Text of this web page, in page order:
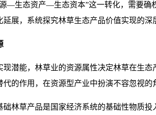
—生态资产—生态资本”这一转化，需要
展，系统探究林草生态产品价值实现的深
潜能，林草业的资源属性决定林草在生
的作用，在资源型产业中扮演不容忽视的
林草产品是国家经济系统的基础性物质